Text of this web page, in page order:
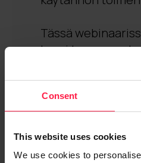
Consent
This website uses cookies
We use cookies to
Tässä
kuusi tapaa
tulevaisuutta
kehittyneiden
kuten tekoälyn
(Artificial